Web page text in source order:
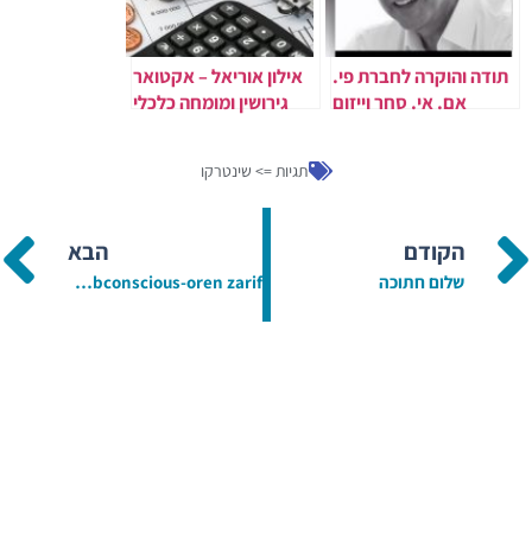
תודה והוקרה לחברת פי.
אם. אי. סחר וייזום
אילון אוריאל – אקטואר
גירושין ומומחה כלכלי
תגיות => שינטרקו
הקודם
שלום חתוכה
הבא
Healing The Body With The Subconscious-oren zarif